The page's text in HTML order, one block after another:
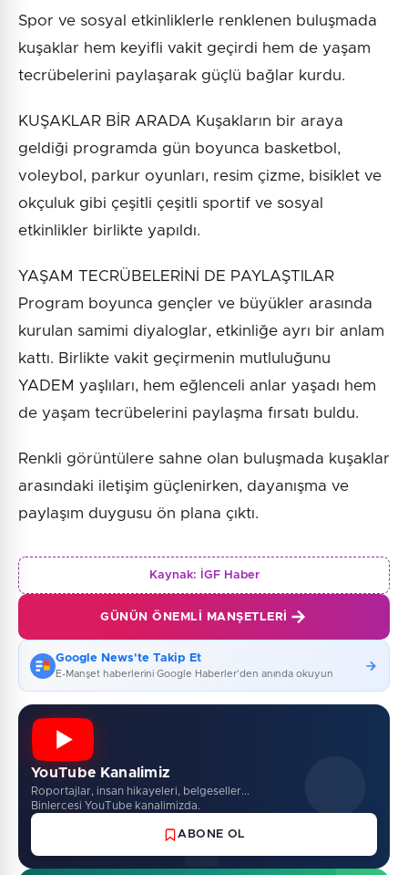
Spor ve sosyal etkinliklerle renklenen buluşmada
kuşaklar hem keyifli vakit geçirdi hem de yaşam
tecrübelerini paylaşarak güçlü bağlar kurdu.
KUŞAKLAR BİR ARADA Kuşakların bir araya
geldiği programda gün boyunca basketbol,
voleybol, parkur oyunları, resim çizme, bisiklet ve
okçuluk gibi çeşitli çeşitli sportif ve sosyal
etkinlikler birlikte yapıldı.
YAŞAM TECRÜBELERİNİ DE PAYLAŞTILAR
Program boyunca gençler ve büyükler arasında
kurulan samimi diyaloglar, etkinliğe ayrı bir anlam
kattı. Birlikte vakit geçirmenin mutluluğunu
YADEM yaşlıları, hem eğlenceli anlar yaşadı hem
de yaşam tecrübelerini paylaşma fırsatı buldu.
Renkli görüntülere sahne olan buluşmada kuşaklar
arasındaki iletişim güçlenirken, dayanışma ve
paylaşım duygusu ön plana çıktı.
Kaynak: İGF Haber
GÜNÜN ÖNEMLI MANŞETLERI
Google News'te Takip Et
E-Manşet haberlerini Google Haberler'den anında okuyun
YouTube Kanalimiz
Roportajlar, insan hikayeleri, belgeseller...
Binlercesi YouTube kanalimizda.
ABONE OL